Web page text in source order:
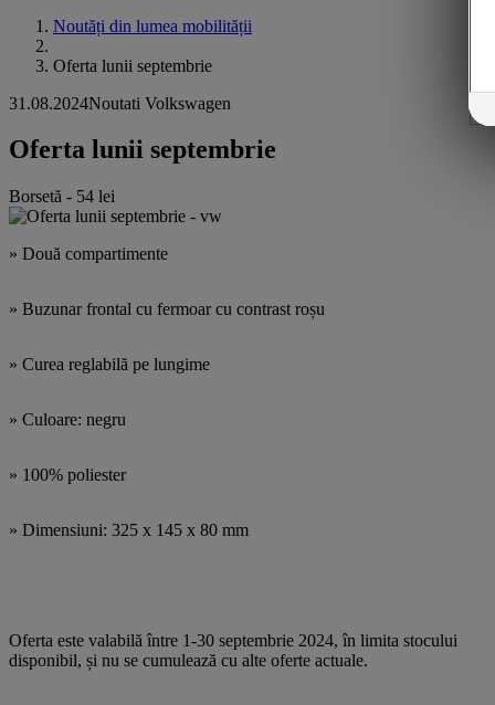
Noutăți din lumea mobilității
Oferta lunii septembrie
31.08.2024Noutati Volkswagen
Oferta lunii septembrie
Borsetă - 54 lei
» Două compartimente
» Buzunar frontal cu fermoar cu contrast roșu
» Curea reglabilă pe lungime
» Culoare: negru
» 100% poliester
» Dimensiuni: 325 x 145 x 80 mm
Oferta este valabilă între 1-30 septembrie 2024, în limita stocului
disponibil, și nu se cumulează cu alte oferte actuale.